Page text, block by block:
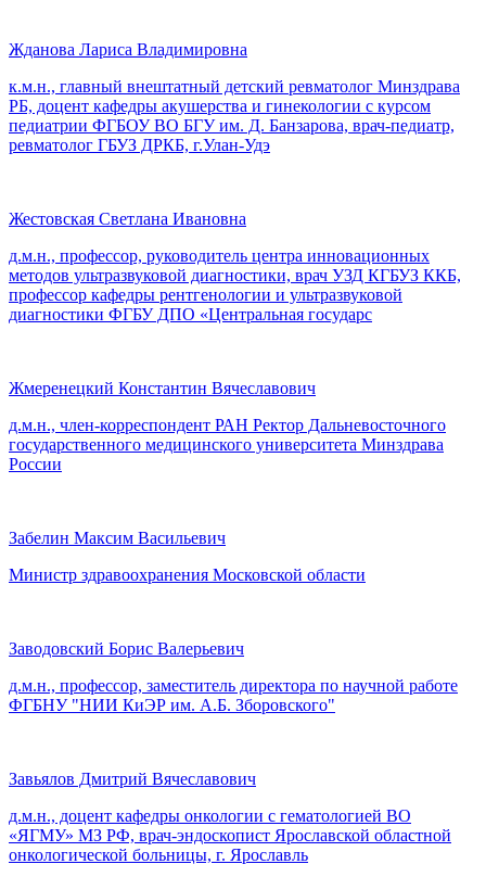
Жданова Лариса Владимировна
к.м.н., главный внештатный детский ревматолог Минздрава
РБ, доцент кафедры акушерства и гинекологии с курсом
педиатрии ФГБОУ ВО БГУ им. Д. Банзарова, врач-педиатр,
ревматолог ГБУЗ ДРКБ, г.Улан-Удэ
Жестовская Светлана Ивановна
д.м.н., профессор, руководитель центра инновационных
методов ультразвуковой диагностики, врач УЗД КГБУЗ ККБ,
профессор кафедры рентгенологии и ультразвуковой
диагностики ФГБУ ДПО «Центральная государс
Жмеренецкий Константин Вячеславович
д.м.н., член-корреспондент РАН Ректор Дальневосточного
государственного медицинского университета Минздрава
России
Забелин Максим Васильевич
Министр здравоохранения Московской области
Заводовский Борис Валерьевич
д.м.н., профессор, заместитель директора по научной работе
ФГБНУ "НИИ КиЭР им. А.Б. Зборовского"
Завьялов Дмитрий Вячеславович
д.м.н., доцент кафедры онкологии с гематологией ВО
«ЯГМУ» МЗ РФ, врач-эндоскопист Ярославской областной
онкологической больницы, г. Ярославль